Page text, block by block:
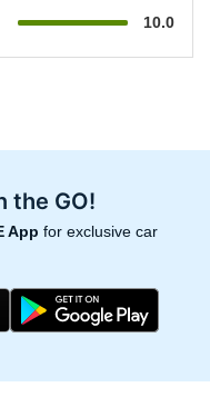
10.0
the GO!
App for exclusive car